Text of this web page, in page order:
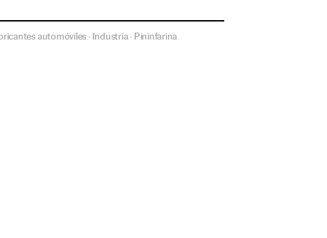
automóviles · Industria· Pininfarina